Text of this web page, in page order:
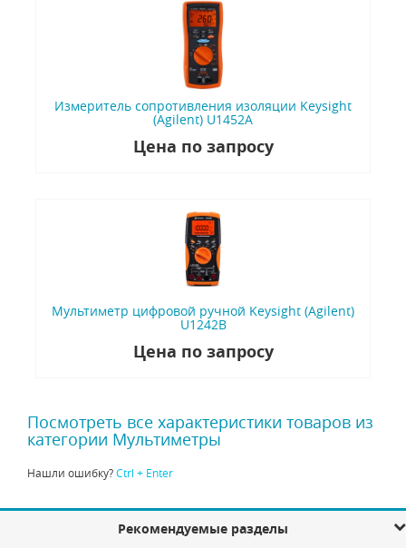
Измеритель сопротивления изоляции Keysight
(Agilent) U1452A
Цена по запросу
Мультиметр цифровой ручной Keysight (Agilent)
U1242B
Цена по запросу
Посмотреть все характеристики товаров из
категории Мультиметры
Нашли ошибку?Ctrl + Enter
Рекомендуемые разделы